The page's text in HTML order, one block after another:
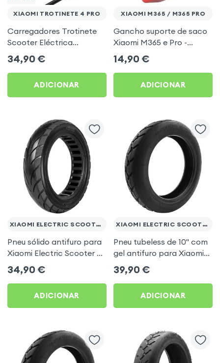
XIAOMI TROTINETE 4 PRO
Carregadores Trotinete
Scooter Eléctrica
Magnética 4 Pro -
Potência 42V 2A Preto
34,90 €
ADICIONAR
XIAOMI M365 / M365 PRO
Gancho suporte de saco
Xiaomi M365 e Pro -
Vermelho
14,90 €
ADICIONAR
XIAOMI ELECTRIC SCOOTER 4
Pneu sólido antifuro para
Xiaomi Electric Scooter 4
e Ninebot série F
34,90 €
ADICIONAR
XIAOMI ELECTRIC SCOOTER 4
Pneu tubeless de 10'' com
gel antifuro para Xiaomi
Electric Scooter 4
39,90 €
ADICIONAR